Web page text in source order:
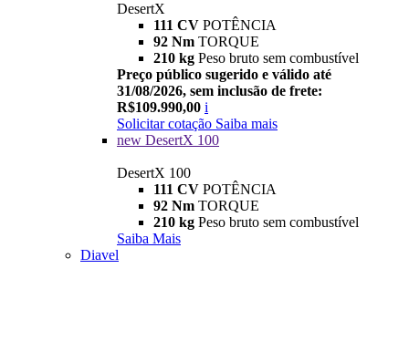
DesertX
111 CV POTÊNCIA
92 Nm TORQUE
210 kg Peso bruto sem combustível
Preço público sugerido e válido até
31/08/2026, sem inclusão de frete:
R$109.990,00 i
Solicitar cotação Saiba mais
new DesertX 100
DesertX 100
111 CV POTÊNCIA
92 Nm TORQUE
210 kg Peso bruto sem combustível
Saiba Mais
Diavel